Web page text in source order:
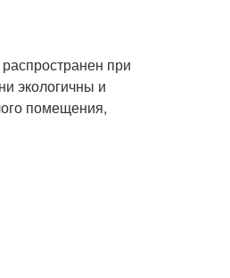
при
экологичны и
помещения,